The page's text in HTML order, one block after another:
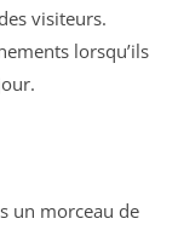
visiteurs.
lorsqu’ils
un morceau de